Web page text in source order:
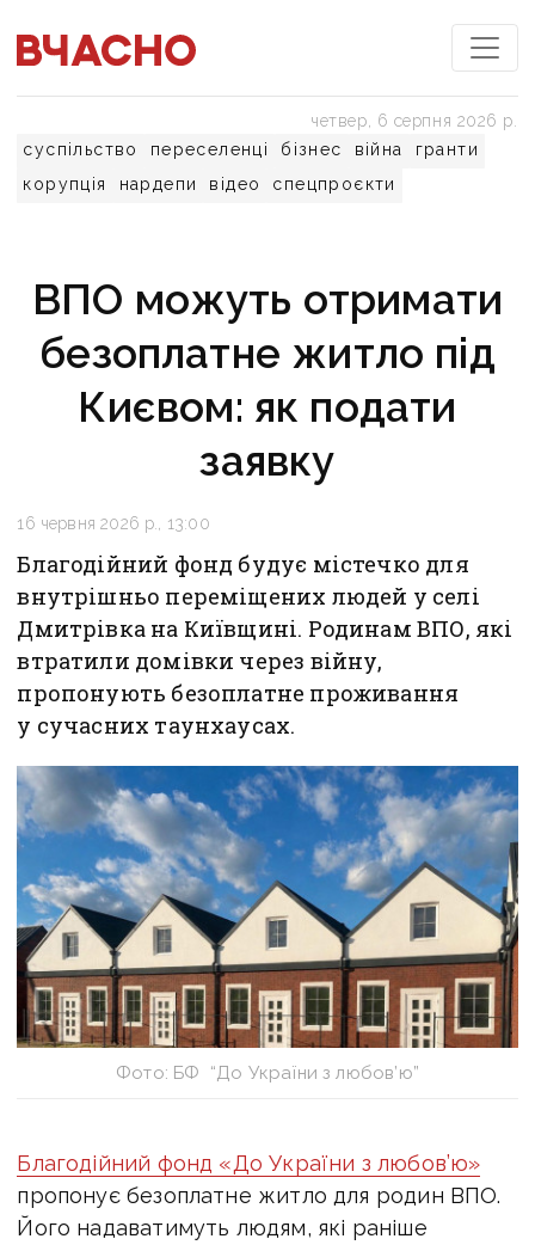
суспільство переселенці бізнес війна
гранти
корупція
нардепи відео спецпроєкти
четвер, 6 серпня 2026 р.
ВПО можуть отримати
безоплатне житло під
Києвом: як подати
заявку
16 червня 2026 р., 13:00
Благодійний фонд будує містечко для
внутрішньо переміщених людей у селі
Дмитрівка на Київщині. Родинам ВПО, які
втратили домівки через війну,
пропонують безоплатне проживання
у сучасних таунхаусах.
Фото: БФ “До України з любов’ю”
Благодійний фонд «До України з любов’ю»
пропонує безоплатне житло для родин ВПО.
Його надаватимуть людям, які раніше